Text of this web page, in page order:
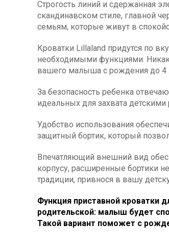
Строгость линий и сдержанная
скандинавском стиле, главной
семьям, которые живут в
Кроватки Lillaland придутся по
необходимыми функциями.
вашего малыша с рождения до 4
За безопасность ребенка
идеальных для захвата детскими
Удобство использования
защитный бортик, который
Впечатляющий внешний вид
корпусу, расширенные бортики
традиции, привнося в вашу
Функция приставной кроватки
родительской: малыш будет
Такой вариант поможет с